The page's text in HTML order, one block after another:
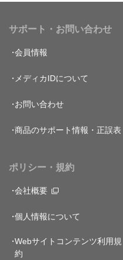
サポート・お問い合わせ
会員情報
メディカIDについて
お問い合わせ
商品のサポート情報・正誤表
ポリシー・規約
会社概要
個人情報について
Webサイトコンテンツ利用規
約